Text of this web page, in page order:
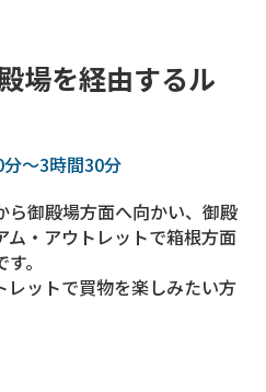
場を経由するル
〜3時間30分
ら御殿場方面へ向かい、御殿
ム・アウトレットで箱根方面
。
レットで買物を楽しみたい方